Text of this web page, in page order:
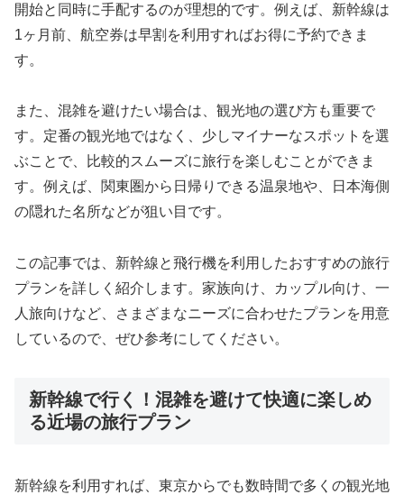
開始と同時に手配するのが理想的です。例えば、新幹線は
1ヶ月前、航空券は早割を利用すればお得に予約できま
す。
また、混雑を避けたい場合は、観光地の選び方も重要で
す。定番の観光地ではなく、少しマイナーなスポットを選
ぶことで、比較的スムーズに旅行を楽しむことができま
す。例えば、関東圏から日帰りできる温泉地や、日本海側
の隠れた名所などが狙い目です。
この記事では、新幹線と飛行機を利用したおすすめの旅行
プランを詳しく紹介します。家族向け、カップル向け、一
人旅向けなど、さまざまなニーズに合わせたプランを用意
しているので、ぜひ参考にしてください。
新幹線で行く！混雑を避けて快適に楽しめ
る近場の旅行プラン
新幹線を利用すれば、東京からでも数時間で多くの観光地